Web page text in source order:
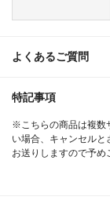
よくあるご質問
特記事項
※こちらの商品は複数
い場合、キャンセル
お送りしますので予め